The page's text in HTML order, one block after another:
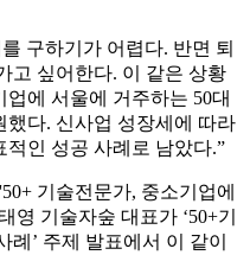
구하기가 어렵다. 반면 퇴
고 싶어한다. 이 같은 상황
에 서울에 거주하는 50대
다. 신사업 성장세에 따라
인 성공 사례로 남았다.”
기술전문가, 중소기업에
기술자숲 대표가 ‘50+기
’ 주제 발표에서 이 같이